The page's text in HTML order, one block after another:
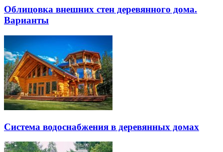
Облицовка внешних стен деревянного дома.
Варианты
Система водоснабжения в деревянных домах